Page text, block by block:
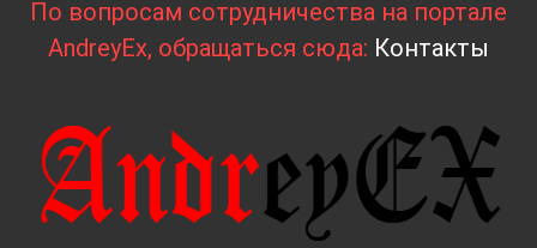
По вопросам сотрудничества на портале
AndreyEx, обращаться сюда: Контакты